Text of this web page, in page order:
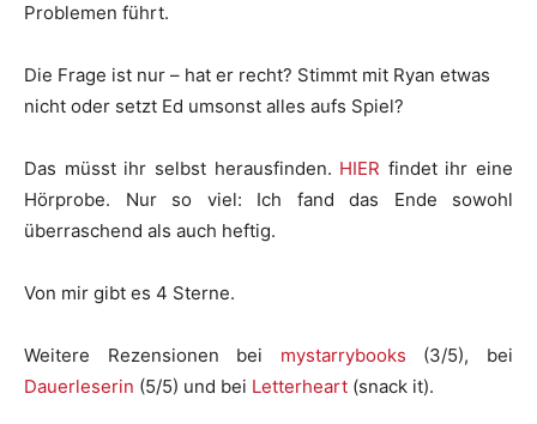
Problemen führt.
Die Frage ist nur – hat er recht? Stimmt mit Ryan etwas
nicht oder setzt Ed umsonst alles aufs Spiel?
Das müsst ihr selbst herausfinden. HIER findet ihr eine
Hörprobe. Nur so viel: Ich fand das Ende sowohl
überraschend als auch heftig.
Von mir gibt es 4 Sterne.
Weitere Rezensionen bei mystarrybooks (3/5), bei
Dauerleserin (5/5) und bei Letterheart (snack it).